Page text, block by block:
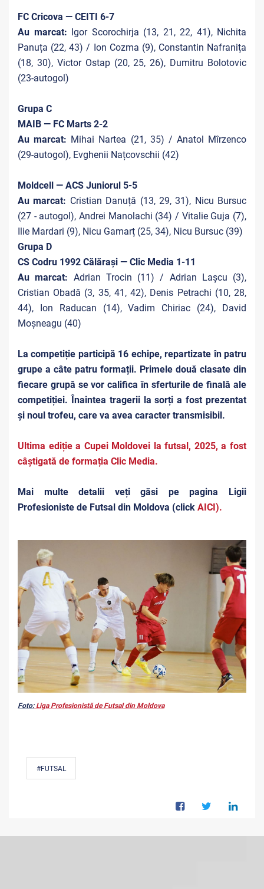
FC Cricova — CEITI 6-7
Au marcat: Igor Scorochirja (13, 21, 22, 41), Nichita
Panuța (22, 43) / Ion Cozma (9), Constantin Nafranița
(18, 30), Victor Ostap (20, 25, 26), Dumitru Bolotovic
(23-autogol)
Grupa C
MAIB — FC Marts 2-2
Au marcat: Mihai Nartea (21, 35) / Anatol Mîrzenco
(29-autogol), Evghenii Națcovschii (42)
Moldcell — ACS Juniorul 5-5
Au marcat: Cristian Danuță (13, 29, 31), Nicu Bursuc
(27 - autogol), Andrei Manolachi (34) / Vitalie Guja (7),
Ilie Mardari (9), Nicu Gamarț (25, 34), Nicu Bursuc (39)
Grupa D
CS Codru 1992 Călărași — Clic Media 1-11
Au marcat: Adrian Trocin (11) / Adrian Lașcu (3),
Cristian Obadă (3, 35, 41, 42), Denis Petrachi (10, 28,
44), Ion Raducan (14), Vadim Chiriac (24), David
Moșneagu (40)
La competiție participă 16 echipe, repartizate în patru
grupe a câte patru formații. Primele două clasate din
fiecare grupă se vor califica în sferturile de finală ale
competiției. Înaintea tragerii la sorți a fost prezentat
și noul trofeu, care va avea caracter transmisibil.
Ultima ediție a Cupei Moldovei la futsal, 2025, a fost
câștigată de formația Clic Media.
Mai multe detalii veți găsi pe pagina Ligii
Profesioniste de Futsal din Moldova (click AICI).
Foto: Liga Profesionistă de Futsal din Moldova
#FUTSAL